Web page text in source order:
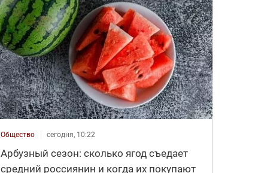
Общество сегодня, 10:22
Арбузный сезон: сколько ягод съедает
средний россиянин и когда их покупают